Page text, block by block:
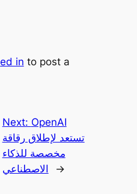
in to post a
Next: OpenAI
تستعد لإطلاق رقاقة
مخصصة للذكاء
الاصطناعي
→